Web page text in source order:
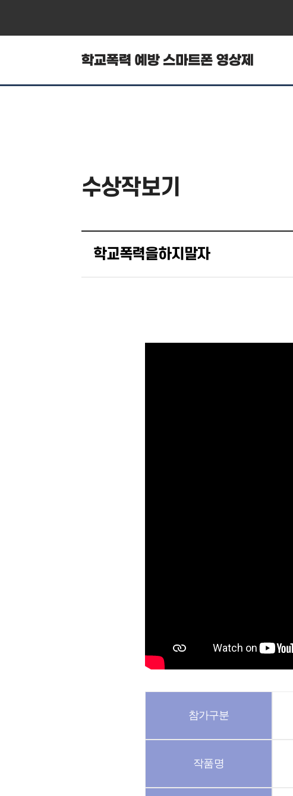
수상작보기
학교폭력을하지말자
참가구분
작품명